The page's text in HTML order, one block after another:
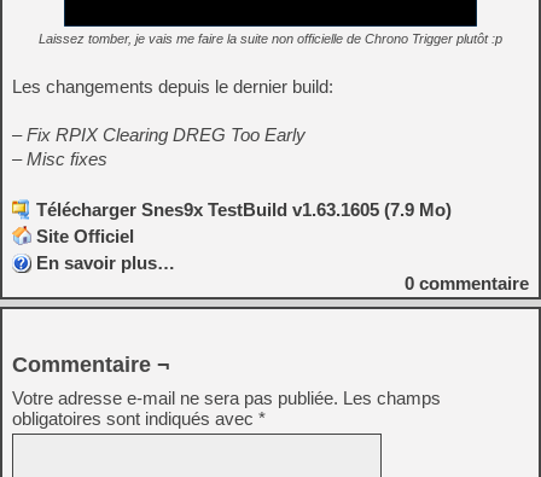
Laissez tomber, je vais me faire la suite non officielle de Chrono Trigger plutôt :p
Les changements depuis le dernier build:
– Fix RPIX Clearing DREG Too Early
– Misc fixes
Télécharger Snes9x TestBuild v1.63.1605 (7.9 Mo)
Site Officiel
En savoir plus…
0 commentaire
Commentaire ¬
Votre adresse e-mail ne sera pas publiée. Les champs
obligatoires sont indiqués avec *